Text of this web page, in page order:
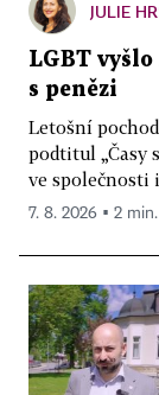
JULIE
LGBT
s penězi
Letošní
podtitul „Časy
ve společnosti
7. 8. 2026 ▪ 2